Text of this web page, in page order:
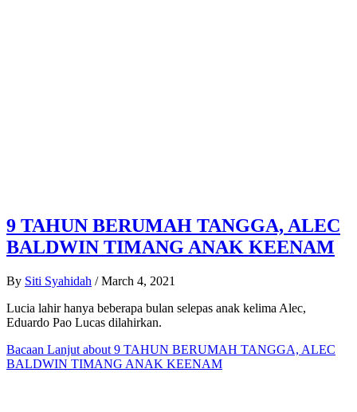
9 TAHUN BERUMAH TANGGA, ALEC
BALDWIN TIMANG ANAK KEENAM
By Siti Syahidah / March 4, 2021
Lucia lahir hanya beberapa bulan selepas anak kelima Alec,
Eduardo Pao Lucas dilahirkan.
Bacaan Lanjut about 9 TAHUN BERUMAH TANGGA, ALEC
BALDWIN TIMANG ANAK KEENAM